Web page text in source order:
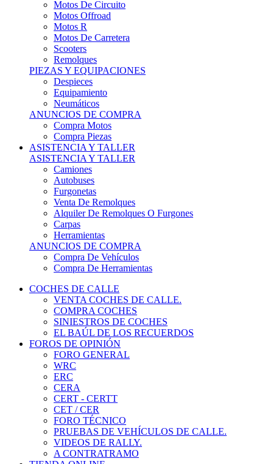
Motos R
Motos De Carretera
Scooters
Remolques
PIEZAS Y EQUIPACIONES
Despieces
Equipamiento
Neumáticos
ANUNCIOS DE COMPRA
Compra Motos
Compra Piezas
ASISTENCIA Y TALLER
ASISTENCIA Y TALLER
Camiones
Autobuses
Furgonetas
Venta De Remolques
Alquiler De Remolques O Furgones
Carpas
Herramientas
ANUNCIOS DE COMPRA
Compra De Vehículos
Compra De Herramientas
COCHES DE CALLE
VENTA COCHES DE CALLE.
COMPRA COCHES
SINIESTROS DE COCHES
EL BAÚL DE LOS RECUERDOS
FOROS DE OPINIÓN
FORO GENERAL
WRC
ERC
CERA
CERT - CERTT
CET / CER
FORO TÉCNICO
PRUEBAS DE VEHÍCULOS DE CALLE.
VIDEOS DE RALLY.
A CONTRATRAMO
TIENDA ONLINE